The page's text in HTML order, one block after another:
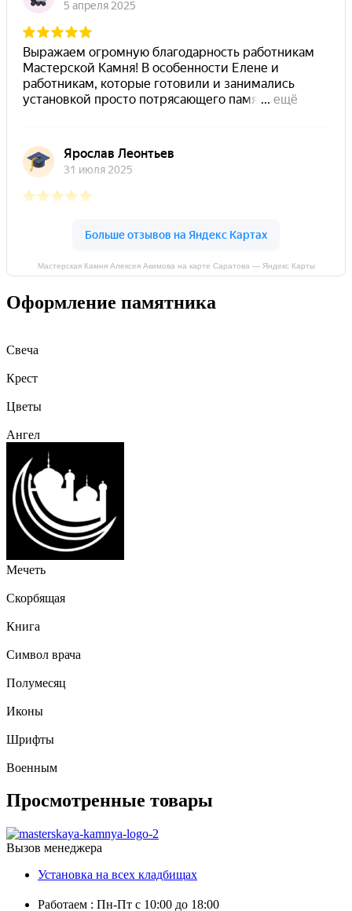
Мастерская Камня Алексея Акимова на карте Саратова — Яндекс Карты
Оформление памятника
Свеча
Крест
Цветы
Ангел
Мечеть
Скорбящая
Книга
Символ врача
Полумесяц
Иконы
Шрифты
Военным
Просмотренные товары
Вызов менеджера
Установка на всех кладбищах
Работаем : Пн-Пт с 10:00 до 18:00